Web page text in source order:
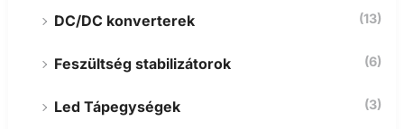
DC/DC konverterek (13)
Feszültség stabilizátorok (6)
Led Tápegységek (3)